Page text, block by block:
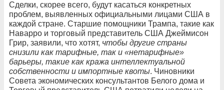
Сделки, скорее всего, будут касаться конкретных
проблем, выявленных официальными лицами США в
каждой стране. Старшие помощники Трампа, такие как
Наварро и торговый представитель США Джеймисон
Грир, заявили, что хотят, чтобы другие страны
снизили как тарифные, так и «нетарифные»
барьеры, такие как кража интеллектуальной
собственности и импортные квоты. Чиновники
Совета экономических консультантов Белого дома и